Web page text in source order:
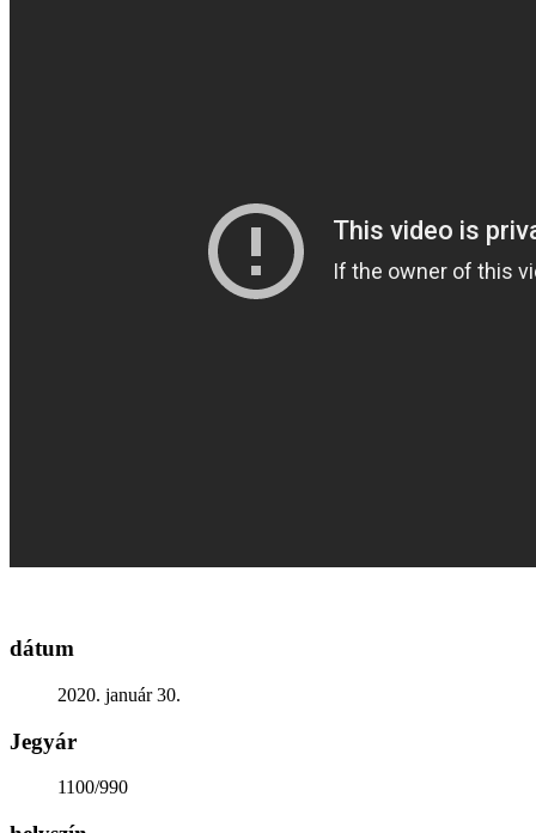
Népi iparművészek
TOP-6.9.2-16 projekt
Tankatalógusok
Helytörténeti kiadvány
Egyéb kulturális programok
dátum
2020. január 30.
Jegyár
1100/990